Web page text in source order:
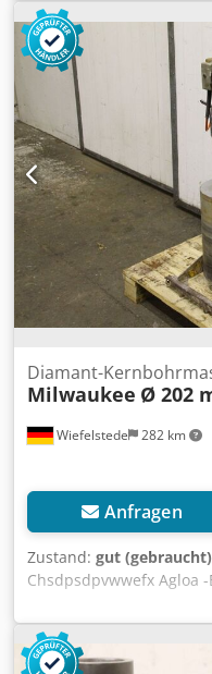
Kernbohrer: Ø 18/24/29
Gewicht: 70 kg
Wiefelstede 282 km
Diamant-
Milwaukee Ø 202
Anfragen
Zustand: gut (gebraucht)
Chsdpsdpvwwefx Agloa
Kernbohrer: Ø 202 mm
500 x 370 x H1070 mm -